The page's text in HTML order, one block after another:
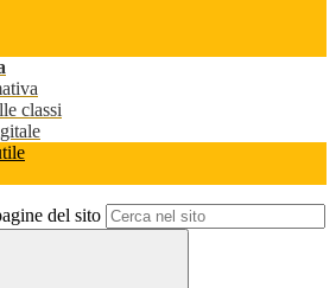
classi
del sito